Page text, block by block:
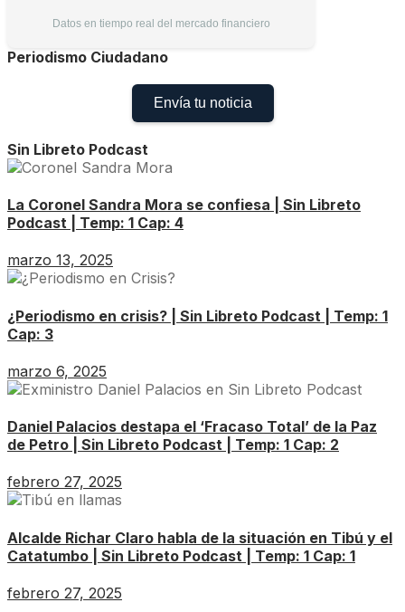
Datos en tiempo real del mercado financiero
Periodismo Ciudadano
Envía tu noticia
Sin Libreto Podcast
La Coronel Sandra Mora se confiesa | Sin Libreto
Podcast | Temp: 1 Cap: 4
marzo 13, 2025
¿Periodismo en crisis? | Sin Libreto Podcast | Temp: 1
Cap: 3
marzo 6, 2025
Daniel Palacios destapa el ‘Fracaso Total’ de la Paz
de Petro | Sin Libreto Podcast | Temp: 1 Cap: 2
febrero 27, 2025
Alcalde Richar Claro habla de la situación en Tibú y el
Catatumbo | Sin Libreto Podcast | Temp: 1 Cap: 1
febrero 27, 2025